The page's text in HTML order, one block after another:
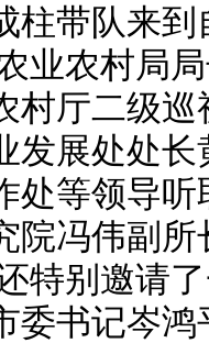
柱带队来
业农村局
村厅二级
发展处处
处等领导
院冯伟副
特别邀请
委书记岑